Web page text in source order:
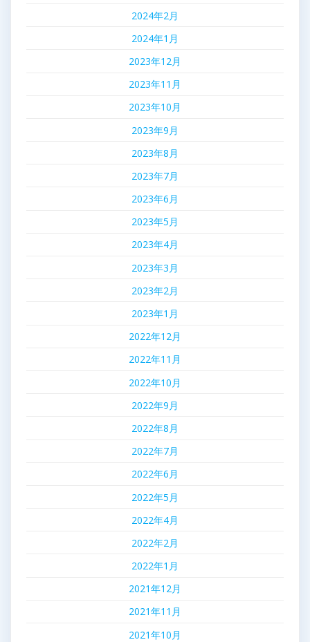
2024年2月
2024年1月
2023年12月
2023年11月
2023年10月
2023年9月
2023年8月
2023年7月
2023年6月
2023年5月
2023年4月
2023年3月
2023年2月
2023年1月
2022年12月
2022年11月
2022年10月
2022年9月
2022年8月
2022年7月
2022年6月
2022年5月
2022年4月
2022年2月
2022年1月
2021年12月
2021年11月
2021年10月